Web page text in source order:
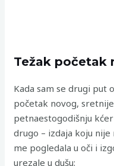
Težak početak
Kada sam se drugi put
početak novog,
petnaestogodišnju
drugo – izdaja koju
me pogledala u oči i
urezale u dušu: